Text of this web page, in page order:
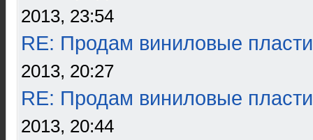
2013, 23:54
RE: Продам виниловые
2013, 20:27
RE: Продам виниловые
2013, 20:44